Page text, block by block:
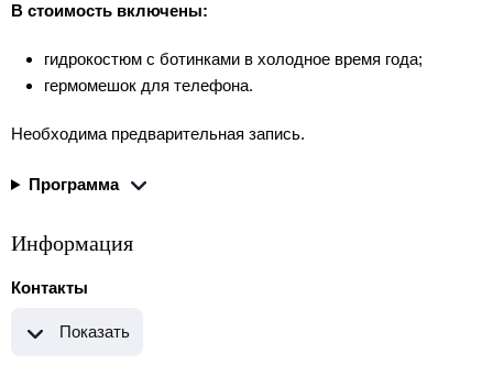
В стоимость включены:
гидрокостюм с ботинками в холодное время года;
гермомешок для телефона.
Необходима предварительная запись.
Программа
Информация
Контакты
Показать